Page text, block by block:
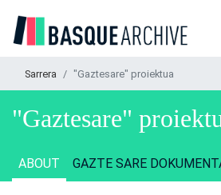
Sarrera "Gaztesare" proiektua
"Gaztesare"
ABOUT GAZTE SARE